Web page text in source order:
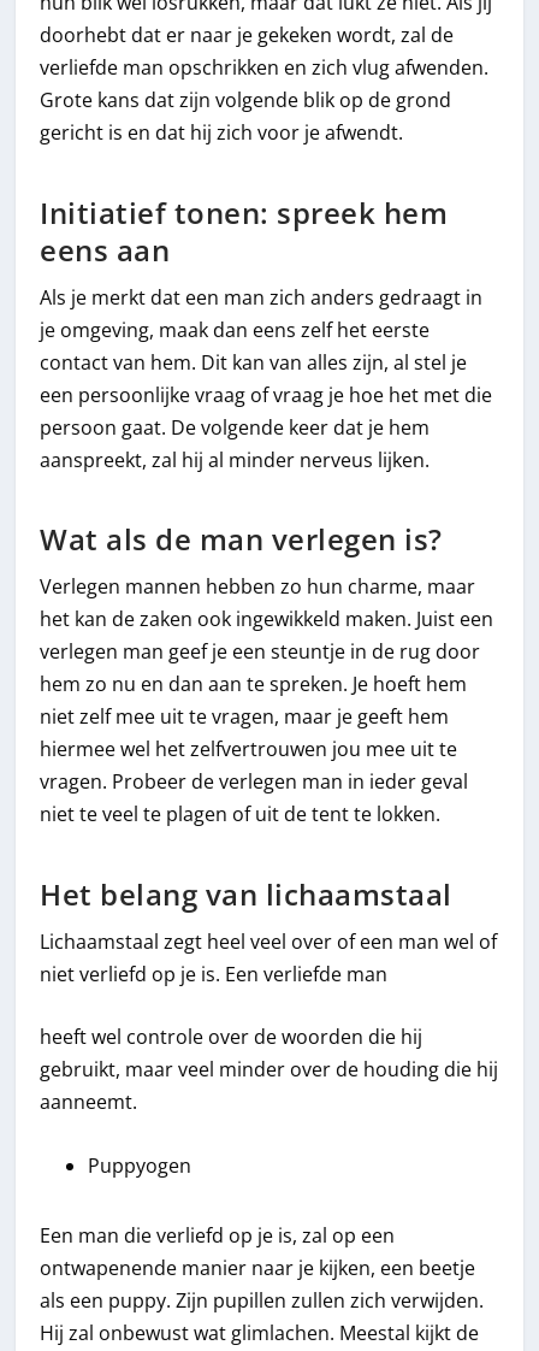
doorhebt dat er naar je gekeken wordt, zal de
verliefde man opschrikken en zich vlug afwenden.
Grote kans dat zijn volgende blik op de grond
gericht is en dat hij zich voor je afwendt.
Initiatief tonen: spreek hem
eens aan
Als je merkt dat een man zich anders gedraagt in
je omgeving, maak dan eens zelf het eerste
contact van hem. Dit kan van alles zijn, al stel je
een persoonlijke vraag of vraag je hoe het met die
persoon gaat. De volgende keer dat je hem
aanspreekt, zal hij al minder nerveus lijken.
Wat als de man verlegen is?
Verlegen mannen hebben zo hun charme, maar
het kan de zaken ook ingewikkeld maken. Juist een
verlegen man geef je een steuntje in de rug door
hem zo nu en dan aan te spreken. Je hoeft hem
niet zelf mee uit te vragen, maar je geeft hem
hiermee wel het zelfvertrouwen jou mee uit te
vragen. Probeer de verlegen man in ieder geval
niet te veel te plagen of uit de tent te lokken.
Het belang van lichaamstaal
Lichaamstaal zegt heel veel over of een man wel of
niet verliefd op je is. Een verliefde man
heeft wel controle over de woorden die hij
gebruikt, maar veel minder over de houding die hij
aanneemt.
Puppyogen
Een man die verliefd op je is, zal op een
ontwapenende manier naar je kijken, een beetje
als een puppy. Zijn pupillen zullen zich verwijden.
Hij zal onbewust wat glimlachen. Meestal kijkt de